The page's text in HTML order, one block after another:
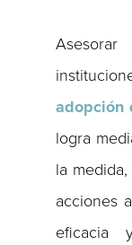
adopción
logra
la
acciones
eficacia